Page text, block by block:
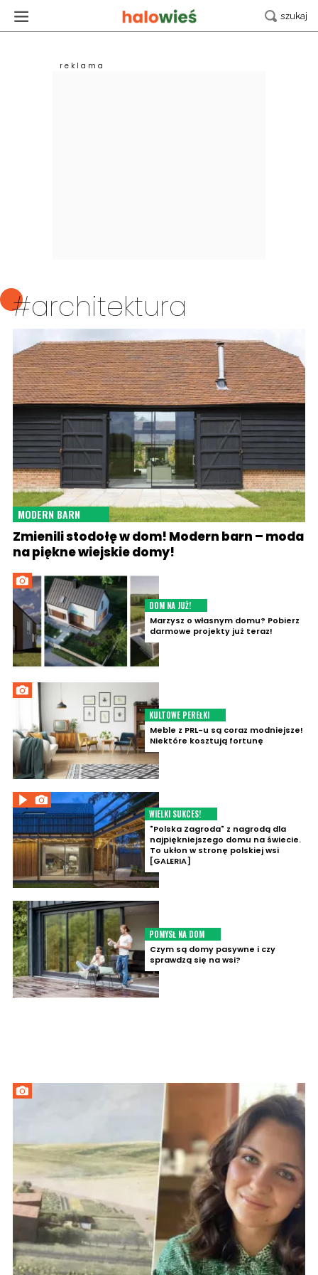
#architektura
MODERN BARN
Zmienili stodołę w dom! Modern barn – moda
na piękne wiejskie domy!
DOM NA JUŻ!
Marzysz o własnym domu? Pobierz
darmowe projekty już teraz!
KULTOWE PEREŁKI
Meble z PRL-u są coraz modniejsze!
Niektóre kosztują fortunę
WIELKI SUKCES!
"Polska Zagroda" z nagrodą dla
najpiękniejszego domu na świecie.
To ukłon w stronę polskiej wsi
[GALERIA]
POMYSŁ NA DOM
Czym są domy pasywne i czy
sprawdzą się na wsi?